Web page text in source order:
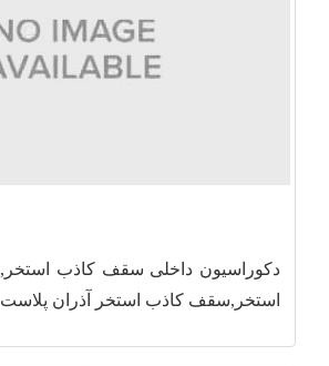
استخر,سقف کاذب استخر آذران پلاست